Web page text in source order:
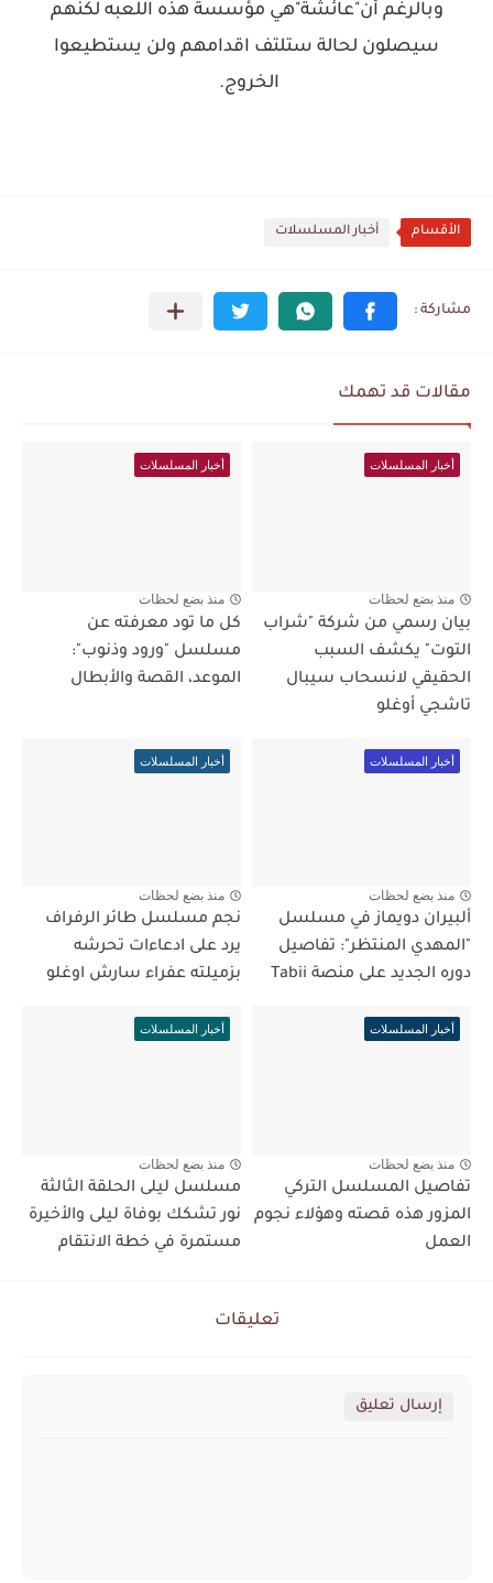
وبالرغم أن"عائشة"هي مؤسسة هذه اللعبه لكنهم
سيصلون لحالة ستلتف اقدامهم ولن يستطيعوا
الخروج.
الأقسام أخبار المسلسلات
مقالات قد تهمك
أخبار المسلسلات
منذ بضع لحظات
بيان رسمي من شركة "شراب
التوت" يكشف السبب
الحقيقي لانسحاب سيبال
تاشجي أوغلو
أخبار المسلسلات
منذ بضع لحظات
كل ما تود معرفته عن
مسلسل "ورود وذنوب":
الموعد، القصة والأبطال
أخبار المسلسلات
منذ بضع لحظات
ألبيران دويماز في مسلسل
"المهدي المنتظر": تفاصيل
دوره الجديد على منصة Tabii
أخبار المسلسلات
منذ بضع لحظات
نجم مسلسل طائر الرفراف
يرد على ادعاءات تحرشه
بزميلته عفراء سارش اوغلو
أخبار المسلسلات
منذ بضع لحظات
تفاصيل المسلسل التركي
المزور هذه قصته وهؤلاء نجوم
العمل
أخبار المسلسلات
منذ بضع لحظات
مسلسل ليلى الحلقة الثالثة
نور تشكك بوفاة ليلى والأخيرة
مستمرة في خطة الانتقام
تعليقات
إرسال تعليق